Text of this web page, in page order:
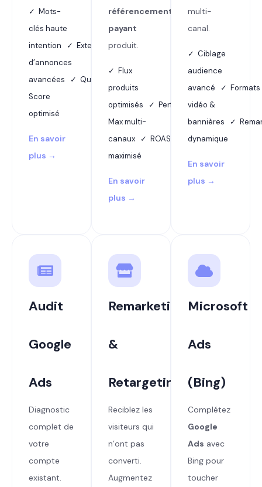
✓ Mots-
clés haute
intention ✓ Extensions
d’annonces
avancées ✓ Quality
Score
optimisé
En savoir
plus →
référencement
payant
produit.
✓ Flux
produits
optimisés ✓ Performance
Max multi-
canaux ✓ ROAS
maximisé
En savoir
plus →
multi-
canal.
✓ Ciblage
audience
avancé ✓ Formats
vidéo &
bannières ✓
dynamique
En savoir
plus →
Audit
Google
Ads
Diagnostic
complet de
votre
compte
existant.
Remarketing
&
Retargeting
Reciblez les
visiteurs qui
n’ont pas
converti.
Augmentez
Microsoft
Ads
(Bing)
Complétez
Google
Ads avec
Bing pour
toucher